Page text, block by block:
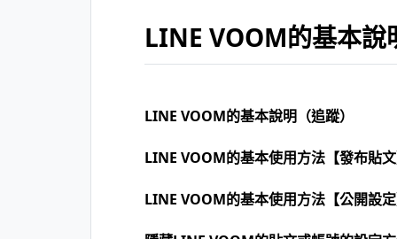
LINE VOOM的基本說
LINE VOOM的基本說明（追蹤）
LINE VOOM的基本使用方法【發布貼文
LINE VOOM的基本使用方法【公開設定